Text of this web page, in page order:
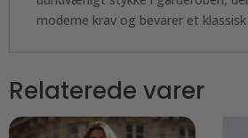
moderne krav og bevarer et klassisk
Relaterede varer